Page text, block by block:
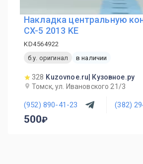
Накладка центральную
CX-5 2013 KE
KD4564922
б.у. оригинал
в наличии
328 Kuzovnoe.ru| Кузовное.ру
Томск, ул. Ивановского 21/3
(952) 890-41-23 (382)
500